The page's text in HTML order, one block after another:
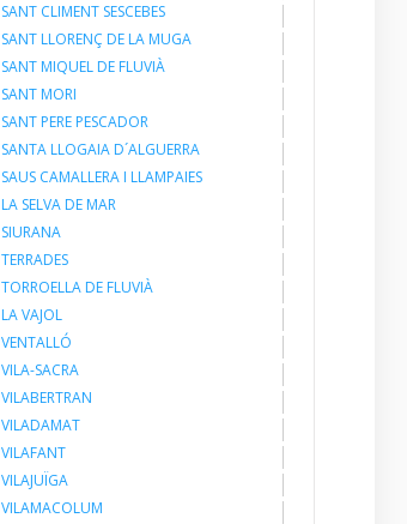
SANT CLIMENT SESCEBES
SANT LLORENÇ DE LA MUGA
SANT MIQUEL DE FLUVIÀ
SANT MORI
SANT PERE PESCADOR
SANTA LLOGAIA D´ALGUERRA
SAUS CAMALLERA I LLAMPAIES
LA SELVA DE MAR
SIURANA
TERRADES
TORROELLA DE FLUVIÀ
LA VAJOL
VENTALLÓ
VILA-SACRA
VILABERTRAN
VILADAMAT
VILAFANT
VILAJUÏGA
VILAMACOLUM